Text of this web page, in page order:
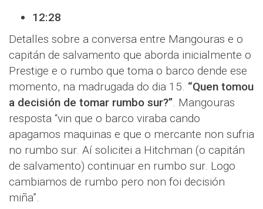
12:28
Detalles sobre a conversa entre Mangouras e o
capitán de salvamento que aborda inicialmente o
Prestige e o rumbo que toma o barco dende ese
momento, na madrugada do dia 15. “Quen tomou
a decisión de tomar rumbo sur?” . Mangouras
resposta “vin que o barco viraba cando
apagamos maquinas e que o mercante non sufria
no rumbo sur. Aí solicitei a Hitchman (o capitán
de salvamento) continuar en rumbo sur. Logo
cambiamos de rumbo pero non foi decisión
miña”.